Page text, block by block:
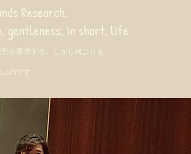
Research.
in short, life.
を要求する。しかし何よりも
のです。